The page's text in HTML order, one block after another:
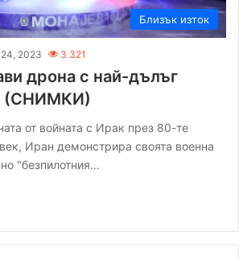
Близък изток
2023 3 321
дрона с най-дълъг
(СНИМКИ)
от войната с Ирак през 80-те
Иран демонстрира своята военна
"безпилотния…